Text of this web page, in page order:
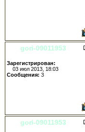
gori-09011953
Зарегистрирован:
03 июл 2013, 18:03
Сообщения: 3
gori-09011953